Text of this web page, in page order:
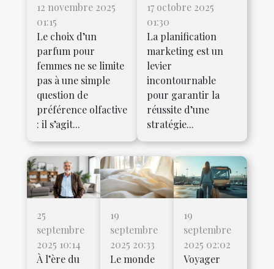
12 novembre 2025
01:15
Le choix d’un
parfum pour
femmes ne se limite
pas à une simple
question de
préférence olfactive
: il s’agit...
17 octobre 2025
01:30
La planification
marketing est un
levier
incontournable
pour garantir la
réussite d’une
stratégie...
25
septembre
2025 10:14
À l’ère du
19
septembre
2025 20:33
Le monde
19
septembre
2025 02:02
Voyager